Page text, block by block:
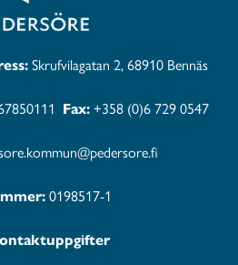
Skrufvilagatan 2, 68910 Bennäs
Fax:+358 (0)6 729 0547
0198517-1